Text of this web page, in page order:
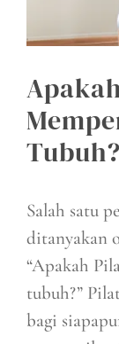
Tubuh?
Salah satu
ditanyakan
“Apakah
tubuh?”
bagi